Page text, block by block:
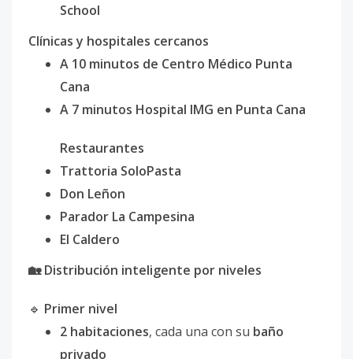
School
Clínicas y hospitales cercanos
A 10 minutos de Centro Médico Punta
Cana
A 7 minutos Hospital IMG en Punta Cana
Restaurantes
Trattoria SoloPasta
Don Leñon
Parador La Campesina
El Caldero
🏡 Distribución inteligente por niveles
🔹 Primer nivel
2 habitaciones, cada una con su baño
privado